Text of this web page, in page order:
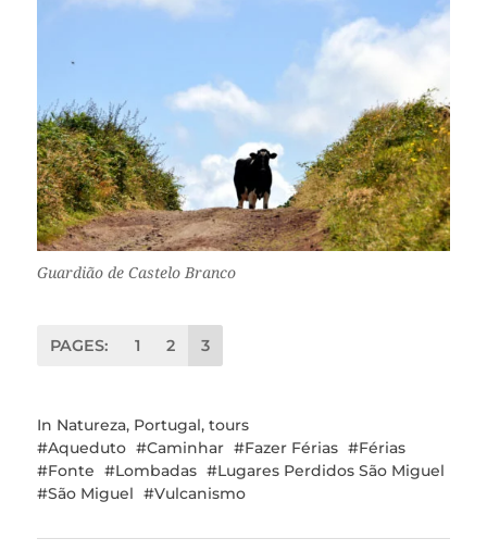
Guardião de Castelo Branco
PAGES: 1 2 3
In Natureza, Portugal, tours
Aqueduto
Caminhar Fazer Férias
Férias
Fonte
Lombadas
Lugares Perdidos São Miguel
São Miguel
Vulcanismo